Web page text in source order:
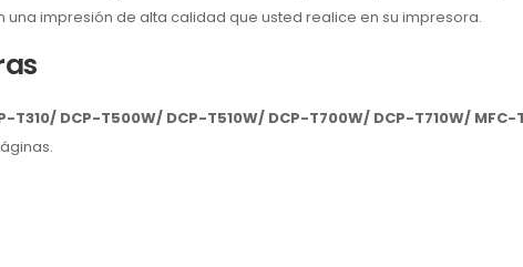
impresión de alta calidad que usted realice en su impresora.
T310/ DCP-T500W/ DCP-T510W/ DCP-T700W/ DCP-T710W/